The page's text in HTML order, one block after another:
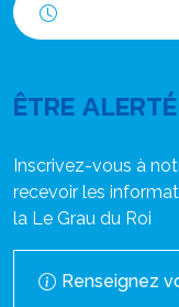
ÊTRE ALERTÉ
Inscrivez-vous à
recevoir les
la Le Grau du Roi
Renseignez